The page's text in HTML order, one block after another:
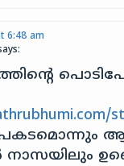
6:48 am